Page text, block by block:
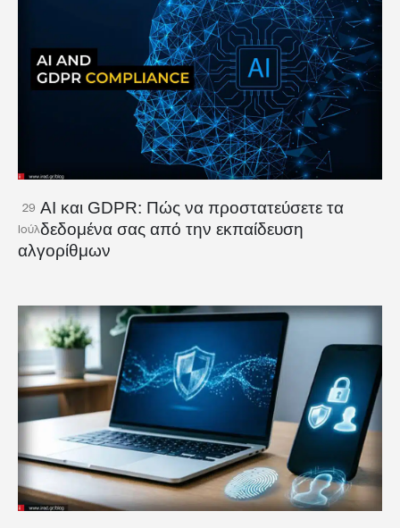
29
Ιούλ
AI και GDPR: Πώς να προστατεύσετε τα
δεδομένα σας από την εκπαίδευση
αλγορίθμων